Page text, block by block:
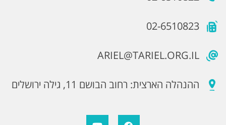
02-6510823
ARIEL@TARIEL.ORG.IL
ההנהלה הארצית: רחוב הבושם 11, גילה ירושלים